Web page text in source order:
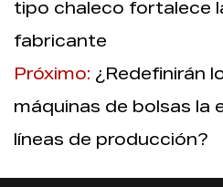
tipo chaleco fortalece
fabricante
Próximo: ¿Redefinirán
máquinas de bolsas la
líneas de producción?